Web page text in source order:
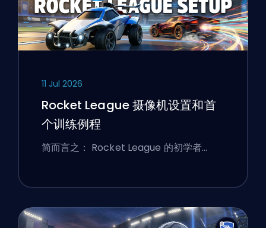
11 Jul 2026
Rocket League 摄像机设置和首
个训练例程
简而言之： Rocket League 的初学者…